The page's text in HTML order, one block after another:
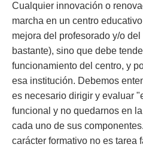
Cualquier innovación o
marcha en un centro
mejora del profesorado y/o
bastante), sino que debe
funcionamiento del centro, y
esa institución. Debemos
es necesario dirigir y evaluar
funcional y no quedarnos en
cada uno de sus
carácter formativo no es tarea